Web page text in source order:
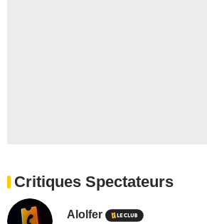
Critiques Spectateurs
Alolfer